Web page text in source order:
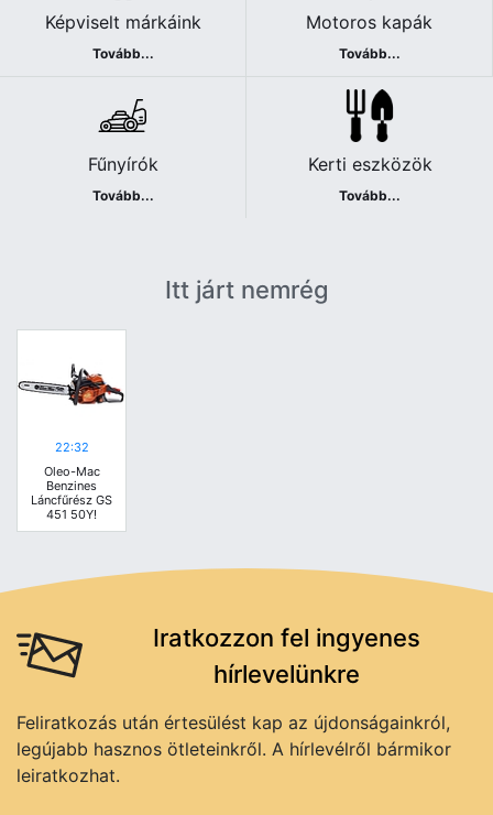
Képviselt márkáink
Tovább...
Motoros kapák
Tovább...
Fűnyírók
Tovább...
Kerti eszközök
Tovább...
Itt járt nemrég
22:32
Oleo-Mac
Benzines
Láncfűrész GS
451 50Y!
Iratkozzon fel ingyenes
hírlevelünkre
Feliratkozás után értesülést kap az újdonságainkról,
legújabb hasznos ötleteinkről. A hírlevélről bármikor
leiratkozhat.